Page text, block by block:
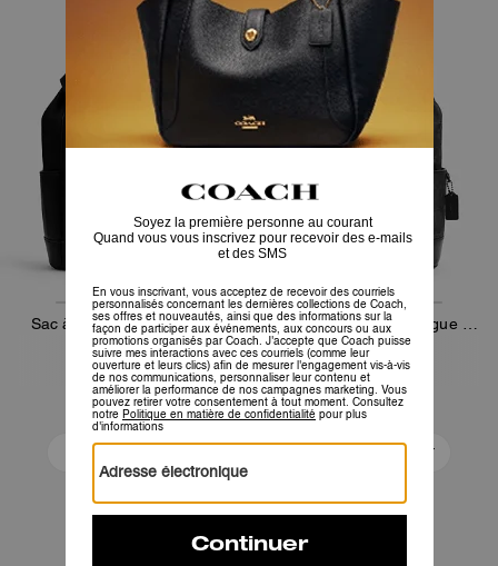
Sac à dos à rabat League
330 € 550 €
Bestseller
330 € 550 €
Ajouter Au Panier